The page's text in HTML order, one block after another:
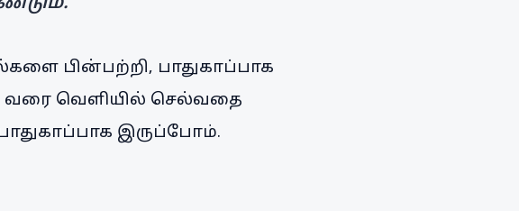
பின்பற்றி, பாதுகாப்பாக
வரை வெளியில் செல்வதை
இருப்போம்.